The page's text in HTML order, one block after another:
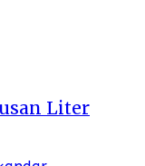
Liter